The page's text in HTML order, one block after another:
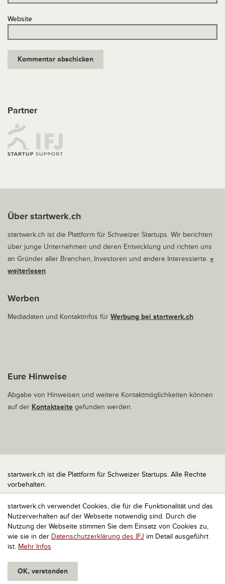
startwerk.ch verwendet Cookies, die für die Funktionalität und das
Nutzerverhalten auf der Webseite notwendig sind. Durch die
Nutzung der Webseite stimmen Sie dem Einsatz von Cookies zu,
wie sie in der Datenschutzerklärung des IFJ im Detail ausgeführt
ist. Mehr Infos
OK, verstanden
Website
Partner
Über startwerk.ch
startwerk.ch ist die Plattform für Schweizer Startups. Wir berichten
über junge Unternehmen und deren Entwicklung und richten uns
an Gründer aller Branchen, Investoren und andere Interessierte. »
weiterlesen
Werben
Mediadaten und Kontaktinfos für Werbung bei startwerk.ch
Eure Hinweise
Abgabe von Hinweisen und weitere Kontaktmöglichkeiten können
auf der Kontaktseite gefunden werden.
startwerk.ch ist die Plattform für Schweizer Startups. Alle Rechte
vorbehalten.
Impressum
Kontakt
nach oben